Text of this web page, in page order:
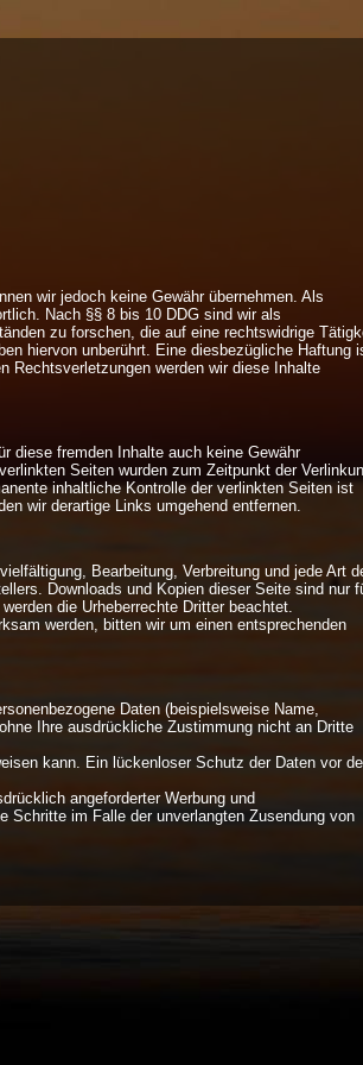
wir jedoch keine Gewähr übernehmen. Als
Nach §§ 8 bis 10 DDG sind wir als
zu forschen, die auf eine rechtswidrige
hiervon unberührt. Eine diesbezügliche Haftung
Rechtsverletzungen werden wir diese Inhalte
diese fremden Inhalte auch keine Gewähr
Seiten wurden zum Zeitpunkt der
inhaltliche Kontrolle der verlinkten Seiten ist
wir derartige Links umgehend entfernen.
Bearbeitung, Verbreitung und jede Art
Downloads und Kopien dieser Seite sind nur
die Urheberrechte Dritter beachtet.
werden, bitten wir um einen entsprechenden
Daten (beispielsweise Name,
Ihre ausdrückliche Zustimmung nicht an Dritte
kann. Ein lückenloser Schutz der Daten vor
angeforderter Werbung und
Schritte im Falle der unverlangten Zusendung von